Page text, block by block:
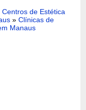
Centros de Estética
»Clínicas de
Manaus